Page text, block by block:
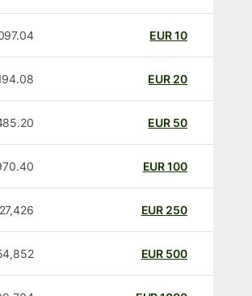
EUR
1,097.04
20
EUR
2,194.08
50
EUR
100
EUR
250
EUR
27,426
500
EUR
54,852